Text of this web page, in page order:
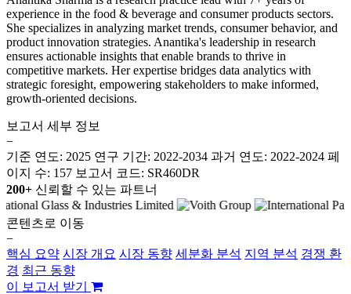
experience in the food & beverage and consumer products sectors.
She specializes in analyzing market trends, consumer behavior, and
product innovation strategies. Anantika's leadership in research
ensures actionable insights that enable brands to thrive in
competitive markets. Her expertise bridges data analytics with
strategic foresight, empowering stakeholders to make informed,
growth-oriented decisions.
보고서 세부 정보
−
기준 연도: 2025 연구 기간: 2022-2034 과거 연도: 2022-2024 페
이지 수: 157 보고서 코드: SR460DR
200+ 신뢰할 수 있는 파트너
콘텐츠로 이동
−
핵심 요약 시장 개요 시장 동향 세분화 분석 지역 분석 경쟁 환
경 최근 동향
이 보고서 받기